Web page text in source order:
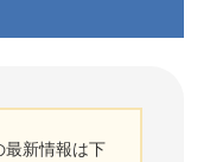
新情報は下